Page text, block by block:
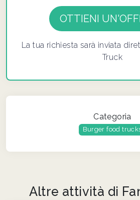
thisLa tua richiesta sarà inviata
Truck
Categoria
Burger food
Altre attività di